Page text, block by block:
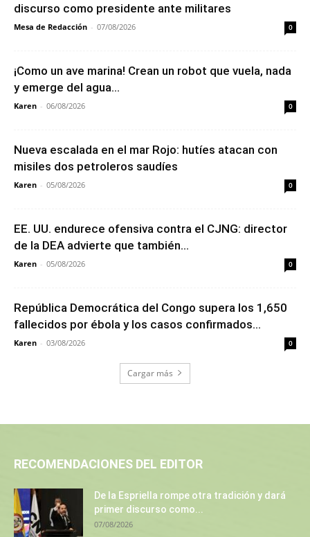
discurso como presidente ante militares
Mesa de Redacción - 07/08/2026 0
¡Como un ave marina! Crean un robot que vuela, nada
y emerge del agua...
Karen - 06/08/2026 0
Nueva escalada en el mar Rojo: hutíes atacan con
misiles dos petroleros saudíes
Karen - 05/08/2026 0
EE. UU. endurece ofensiva contra el CJNG: director
de la DEA advierte que también...
Karen - 05/08/2026 0
República Democrática del Congo supera los 1,650
fallecidos por ébola y los casos confirmados...
Karen - 03/08/2026 0
Cargar más
RECOMENDACIONES DEL EDITOR
De la Espriella rompe otra tradición y dará
primer discurso como...
07/08/2026